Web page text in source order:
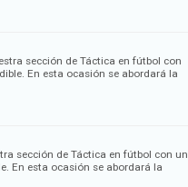
sección de Táctica en fútbol con
En esta ocasión se abordará la
sección de Táctica en fútbol con un
En esta ocasión se abordará la